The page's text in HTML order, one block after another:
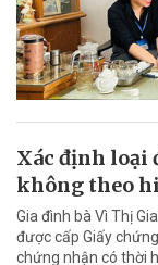
Xác định loại
không theo
Gia đình bà Vì Thị
được cấp Giấy
chứng nhận có thời